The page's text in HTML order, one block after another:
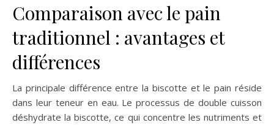
Comparaison avec le pain
traditionnel : avantages et
différences
La principale différence entre la biscotte et le pain réside
dans leur teneur en eau. Le processus de double cuisson
déshydrate la biscotte, ce qui concentre les nutriments et